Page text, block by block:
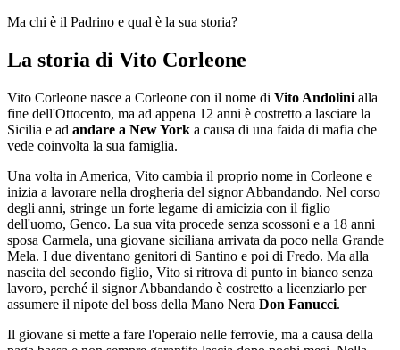
Ma chi è il Padrino e qual è la sua storia?
La storia di Vito Corleone
Vito Corleone nasce a Corleone con il nome di Vito Andolini alla
fine dell'Ottocento, ma ad appena 12 anni è costretto a lasciare la
Sicilia e ad andare a New York a causa di una faida di mafia che
vede coinvolta la sua famiglia.
Una volta in America, Vito cambia il proprio nome in Corleone e
inizia a lavorare nella drogheria del signor Abbandando. Nel corso
degli anni, stringe un forte legame di amicizia con il figlio
dell'uomo, Genco. La sua vita procede senza scossoni e a 18 anni
sposa Carmela, una giovane siciliana arrivata da poco nella Grande
Mela. I due diventano genitori di Santino e poi di Fredo. Ma alla
nascita del secondo figlio, Vito si ritrova di punto in bianco senza
lavoro, perché il signor Abbandando è costretto a licenziarlo per
assumere il nipote del boss della Mano Nera Don Fanucci.
Il giovane si mette a fare l'operaio nelle ferrovie, ma a causa della